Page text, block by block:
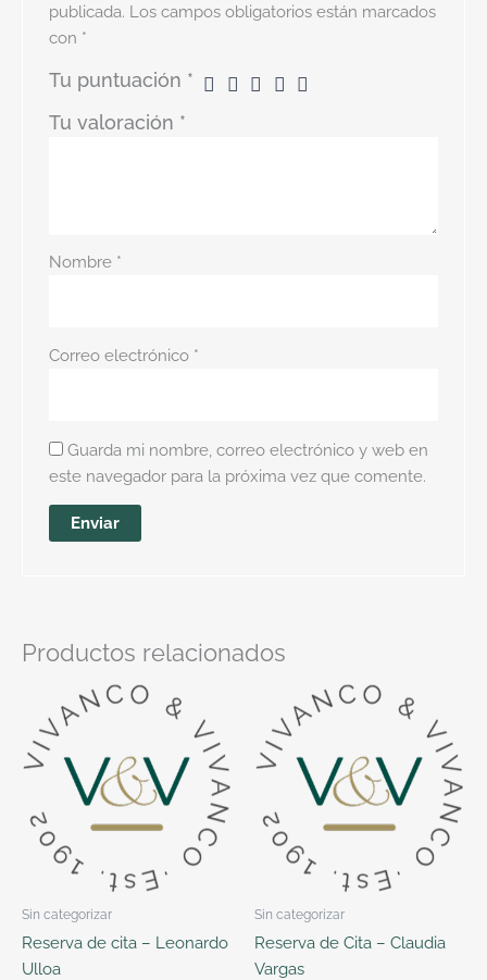
publicada. Los campos obligatorios están marcados
con *
Tu puntuación *
Tu valoración *
Nombre *
Correo electrónico *
Guarda mi nombre, correo electrónico y web en
este navegador para la próxima vez que comente.
Productos relacionados
Sin categorizar
Reserva de cita – Leonardo
Ulloa
Sin categorizar
Reserva de Cita – Claudia
Vargas